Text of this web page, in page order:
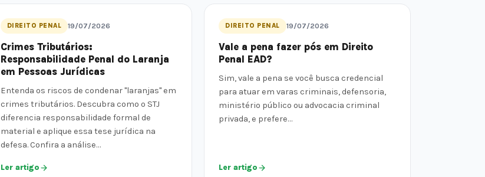
DIREITO PENAL 19/07/2026
Crimes Tributários:
Responsabilidade Penal do Laranja
em Pessoas Jurídicas
Entenda os riscos de condenar "laranjas" em
crimes tributários. Descubra como o STJ
diferencia responsabilidade formal de
material e aplique essa tese jurídica na
defesa. Confira a análise…
Ler artigo
DIREITO PENAL 19/07/2026
Vale a pena fazer pós em Direito
Penal EAD?
Sim, vale a pena se você busca credencial
para atuar em varas criminais, defensoria,
ministério público ou advocacia criminal
privada, e prefere…
Ler artigo